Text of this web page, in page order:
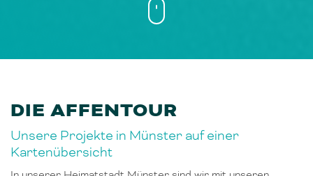
DIE AFFENTOUR
Unsere Projekte in Münster auf einer
Kartenübersicht